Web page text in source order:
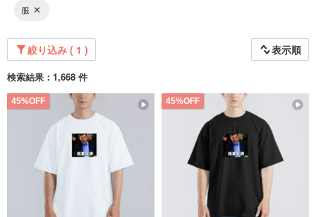
服
絞り込み ( 1 ) 表示順
検索結果：1,668 件
45%OFF 45%OFF